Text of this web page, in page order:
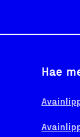
Hae